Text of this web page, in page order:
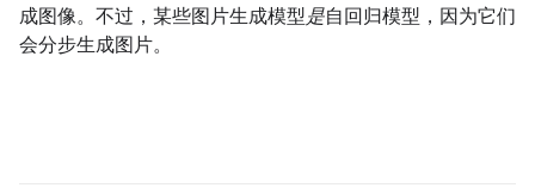
成图像。不过，某些图片生成模型是自回归模型，因为它们
会分步生成图片。